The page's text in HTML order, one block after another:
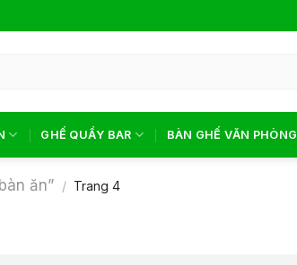
GHẾ QUẦY BAR BÀN GHẾ VĂN PHÒNG
ăn” / Trang 4